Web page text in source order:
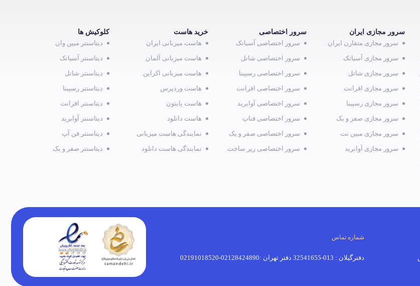
سرور مجازی ایران
سرور مجازی متقارن ایران
سرور مجازی آسیاتک
سرور مجازی شاتل
سرور مجازی افرانت
سرور مجازی رسپینا
سرور مجازی صفر و یک
سرور مجازی مبین نت
سرور مجازی آوابرید
سرور اختصاصی
سرور اختصاصی آسیاتک
سرور اختصاصی شاتل
سرور اختصاصی رسپینا
سرور اختصاصی افرانت
سرور اختصاصی آوابرید
سرور اختصاصی فناپ
سرور اختصاصی صفر و یک
سرور اختصاصی زیر ساخت
خرید هاست
هاست میزبانی ایران
هاست میزبانی آلمان
هاست میزبانی اکراین
هاست وردپرس
هاست پایتون
هاست دانلود
نمایندگی هاست میزبانی
نمایندگی هاست دانلود
کلوکیش ها
دیتاسنتر مبین وان
دیتاسنتر آسیاتک
دیتاسنتر شاتل
دیتاسنتر رسپینا
دیتاسنتر افرانت
دیتاسنتر آوابرید
دیتاسنتر فن آپ
دیتاسنتر صفر و یک
شماره تماس
دفترگیلان : 013-32541655 دفتر تهران :02128424890-02191018520